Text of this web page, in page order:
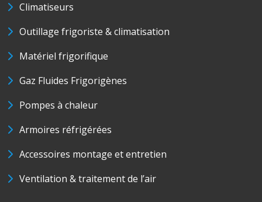
Climatiseurs
Outillage frigoriste & climatisation
Matériel frigorifique
Gaz Fluides Frigorigènes
Pompes à chaleur
Armoires réfrigérées
Accessoires montage et entretien
Ventilation & traitement de l’air